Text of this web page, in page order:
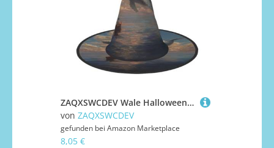
ZAQXSWCDEV Wale Halloween Hut - Gruseliges Partykostüm-Accessoire mit Volldruck-Design - Leichter faltbarer Hexenhut für Halloween, Karneval, Maskerade & Rollenspiel-Events
von ZAQXSWCDEV
gefunden bei Amazon Marketplace
8,05 €